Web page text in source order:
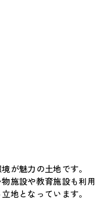
が魅力の土地です。
施設や教育施設も利用
地となっています。